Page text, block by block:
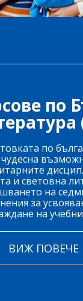
по
по
чудесна
и световна
на
за
на
ВИЖ ПОВЕЧЕ